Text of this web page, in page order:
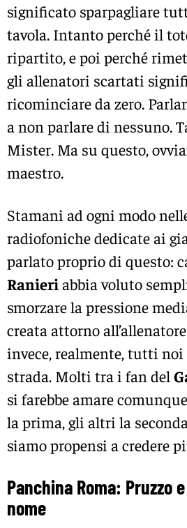
significato sparpagliare
tavola. Intanto perché il
ripartito, e poi perché
gli allenatori scartati
ricominciare da zero.
a non parlare di nessuno.
Mister. Ma su questo,
maestro.
Stamani ad ogni modo
radiofoniche dedicate ai
parlato proprio di questo:
Ranieriabbia voluto
smorzare la pressione
creata attorno
invece, realmente, tutti
strada. Molti tra i fan del
si farebbe amare
la prima, gli altri la
siamo propensi a credere
Panchina Roma: Pruzzo
nome